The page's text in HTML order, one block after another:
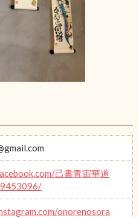
己書青宙華道
onorenosora